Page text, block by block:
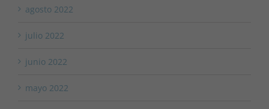
agosto 2022
julio 2022
junio 2022
mayo 2022